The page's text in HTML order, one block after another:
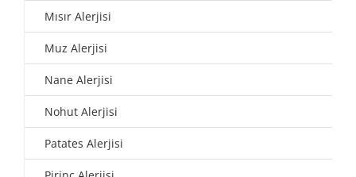
Mısır Alerjisi
Muz Alerjisi
Nane Alerjisi
Nohut Alerjisi
Patates Alerjisi